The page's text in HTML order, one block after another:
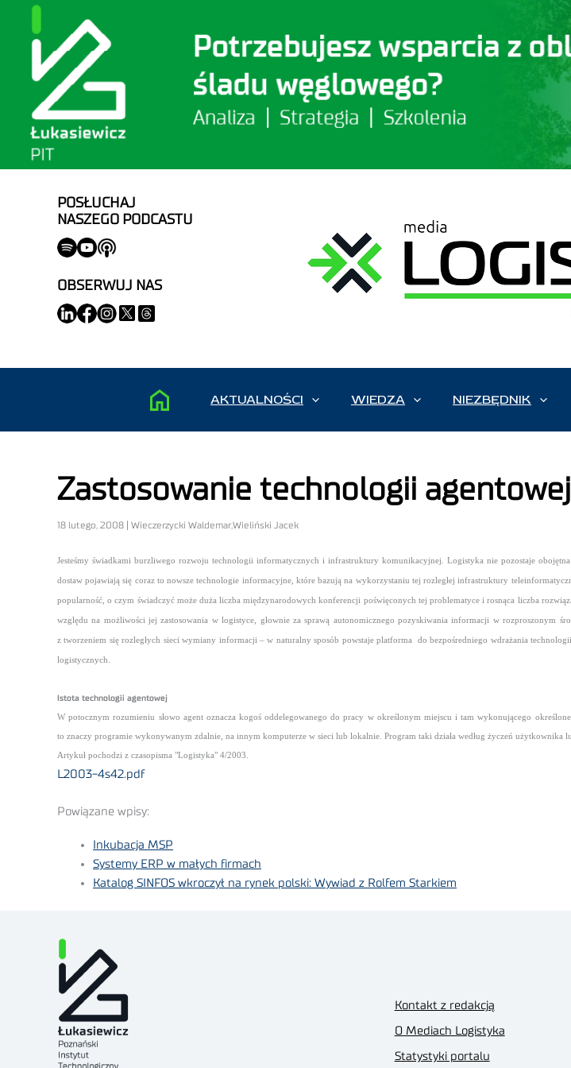
POSŁUCHAJ
NASZEGO PODCASTU
OBSERWUJ NAS
AKTUALNOŚCI WIEDZA NIEZBĘDNIK
Zastosowanie technologii
18 lutego, 2008 | Wieczerzycki Waldemar,Wieliński Jacek
Jesteśmy świadkami burzliwego rozwoju technologii informatycznych i infrastruktury komunikacyjnej. Logistyka nie pozostaje
dostaw pojawiają się coraz to nowsze technologie informacyjne, które bazują na wykorzystaniu tej rozległej infrastruktury
popularność, o czym świadczyć może duża liczba międzynarodowych konferencji poświęconych tej problematyce i rosnąca liczba
względu na możliwości jej zastosowania w logistyce, głownie za sprawą autonomicznego pozyskiwania informacji w rozproszonym
z tworzeniem się rozległych sieci wymiany informacji – w naturalny sposób powstaje platforma do bezpośredniego wdrażania
logistycznych.
Istota technologii agentowej
W potocznym rozumieniu słowo agent oznacza kogoś oddelegowanego do pracy w określonym miejscu i tam wykonującego
to znaczy programie wykonywanym zdalnie, na innym komputerze w sieci lub lokalnie. Program taki działa według życzeń użytkownika
Artykuł pochodzi z czasopisma "Logistyka" 4/2003.
L2003-4s42.pdf
Powiązane wpisy:
Inkubacja MSP
Systemy ERP w małych firmach
Katalog SINFOS wkroczył na rynek polski: Wywiad z Rolfem Starkiem
Kontakt z redakcją
O Mediach Logistyka
Statystyki portalu